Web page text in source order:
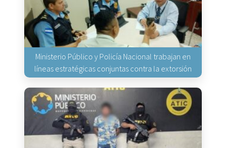
Ministerio Público y Policía Nacional trabajan en
líneas estratégicas conjuntas contra la extorsión